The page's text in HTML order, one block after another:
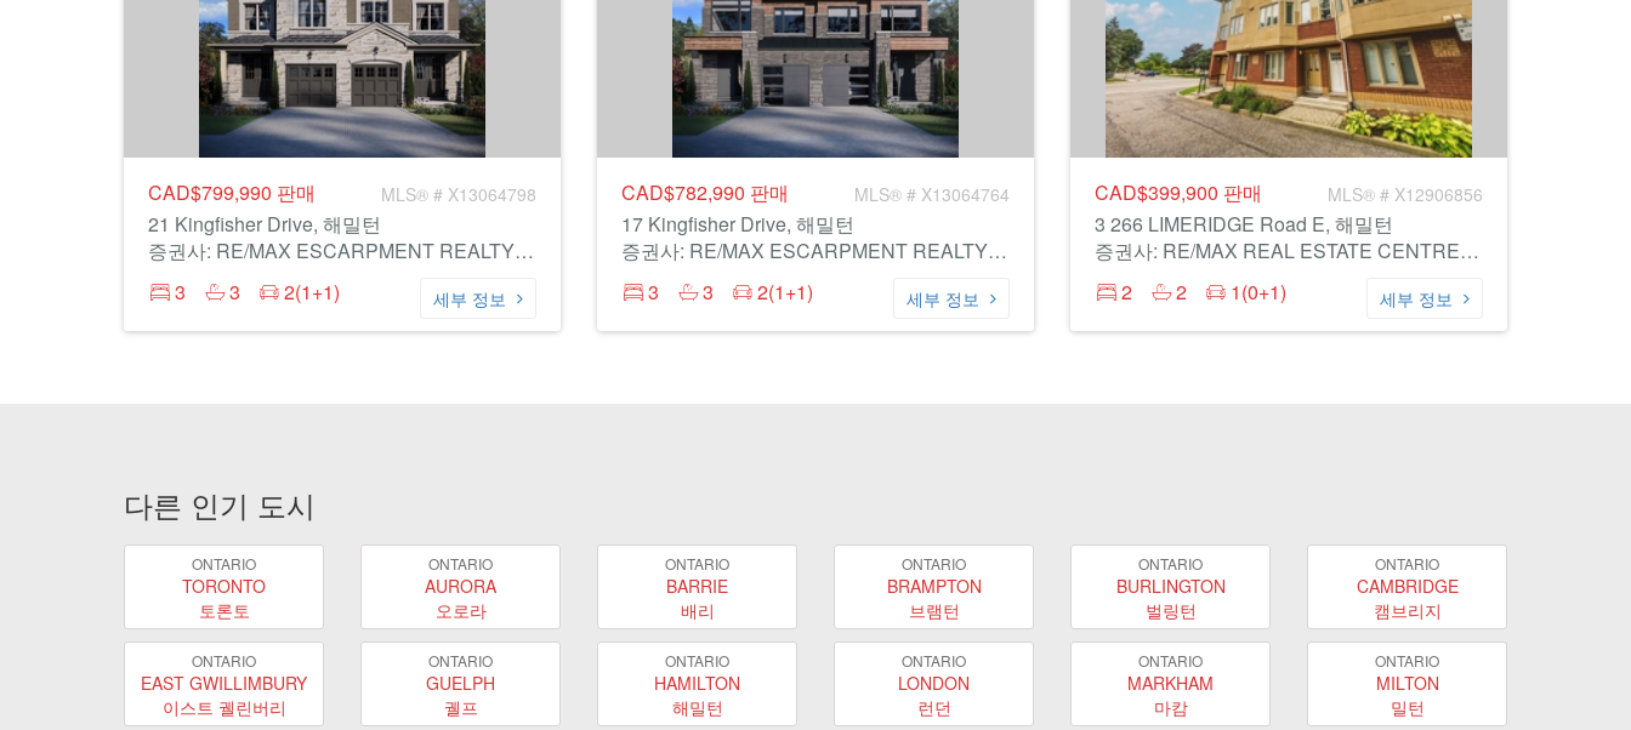
CAD$799,990 판매 MLS® # X13064798
21 Kingfisher Drive, 해밀턴
증권사: RE/MAX ESCARPMENT REALTY INC.
3
3 2(1+1) 세부 정보
CAD$782,990 판매 MLS® # X13064764
17 Kingfisher Drive, 해밀턴
증권사: RE/MAX ESCARPMENT REALTY INC.
3
3 2(1+1) 세부 정보
CAD$399,900 판매 MLS® # X12906856
3 266 LIMERIDGE Road E, 해밀턴
증권사: RE/MAX REAL ESTATE CENTRE INC.
2
2 1(0+1) 세부 정보
다른 인기 도시
ONTARIO
TORONTO
토론토
ONTARIO
AURORA
오로라
ONTARIO
BARRIE
배리
ONTARIO
BRAMPTON
브램턴
ONTARIO
BURLINGTON
벌링턴
ONTARIO
CAMBRIDGE
캠브리지
ONTARIO
EAST GWILLIMBURY
이스트 궬린버리
ONTARIO
GUELPH
궬프
ONTARIO
HAMILTON
해밀턴
ONTARIO
LONDON
런던
ONTARIO
MARKHAM
마캄
ONTARIO
MILTON
밀턴